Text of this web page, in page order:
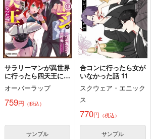
森倉円「名前のない
星」絵師100人
産経新聞社
オリジナル
1,447円（税込）
ギルガメッシュ
サンプル
作品詳細
1,257円 （税込）
巨人の鍛冶屋
サンプル
作品詳細
サラリーマンが異世界
に行ったら四天王にな
った話 13
オーバーラップ
759円 （税込）
サンプル
合コンに行ったら女が
いなかった話 11
スクウェア・エニック
ス
770円 （税込）
サンプル